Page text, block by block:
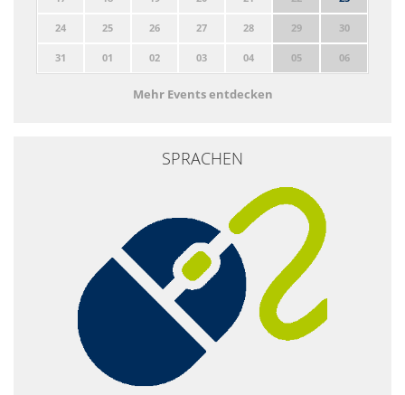
24 25 26 27 28 29 30
31 01 02 03 04 05 06
Mehr Events entdecken
SPRACHEN